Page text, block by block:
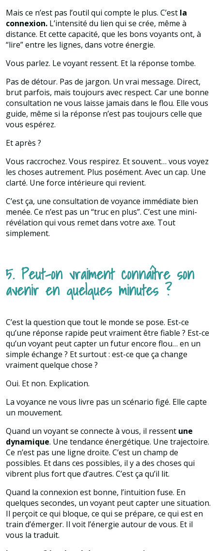
Mais ce n’est pas l’outil qui compte le plus. C’est la
connexion. L’intensité du lien qui se crée, même à
distance. Et cette capacité, que les bons voyants ont, à
“lire” entre les lignes, dans votre énergie.
Vous parlez. Le voyant ressent. Et la réponse tombe.
Pas de détour. Pas de jargon. Un vrai message. Direct,
brut parfois, mais toujours avec respect. Car une bonne
consultation ne vous laisse jamais dans le flou. Elle vous
guide, même si la réponse n’est pas toujours celle que
vous espérez.
Et après ?
Vous raccrochez. Vous respirez. Et souvent… vous voyez
les choses autrement. Plus posément. Avec un cap. Une
clarté. Une force intérieure qui revient.
C’est ça, une consultation de voyance immédiate bien
menée. Ce n’est pas un “truc en plus”. C’est une mini-
révélation qui vous remet dans votre axe. Tout
simplement.
5. Peut-on vraiment connaître son
avenir en quelques minutes ?
C’est la question que tout le monde se pose. Est-ce
qu’une réponse rapide peut vraiment être fiable ? Est-ce
qu’un voyant peut capter un futur encore flou… en un
simple échange ? Et surtout : est-ce que ça change
vraiment quelque chose ?
Oui. Et non. Explication.
La voyance ne vous livre pas un scénario figé. Elle capte
un mouvement.
Quand un voyant se connecte à vous, il ressent une
dynamique. Une tendance énergétique. Une trajectoire.
Ce n’est pas une ligne droite. C’est un champ de
possibles. Et dans ces possibles, il y a des choses qui
vibrent plus fort que d’autres. C’est ça qu’il lit.
Quand la connexion est bonne, l’intuition fuse. En
quelques secondes, un voyant peut capter une situation.
Il perçoit ce qui bloque, ce qui se prépare, ce qui est en
train d’émerger. Il voit l’énergie autour de vous. Et il
vous la traduit.